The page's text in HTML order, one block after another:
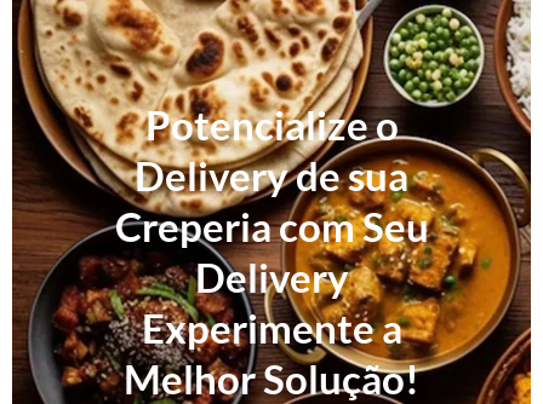
Potencialize o
Delivery de sua
Creperia com Seu
Delivery
Experimente a
Melhor Solução!